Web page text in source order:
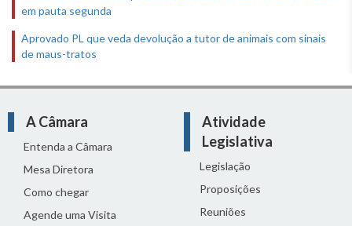
em pauta segunda
Aprovado PL que veda devolução a tutor de animais com sinais
de maus-tratos
A Câmara
Entenda a Câmara
Mesa Diretora
Como chegar
Agende uma Visita
Atividade
Legislativa
Legislação
Proposições
Reuniões